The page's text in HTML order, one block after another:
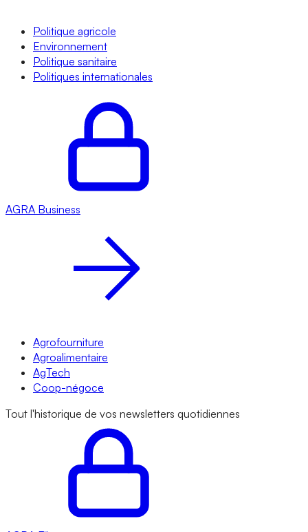
Politique agricole
Environnement
Politique sanitaire
Politiques internationales
AGRA Business
Agrofourniture
Agroalimentaire
AgTech
Coop-négoce
Tout l'historique de vos newsletters quotidiennes